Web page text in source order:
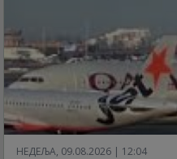
НЕДЕЉА, 09.08.2026 | 12:04